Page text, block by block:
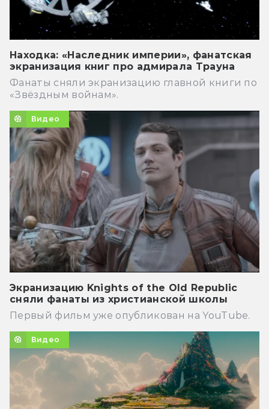
Находка: «Наследник империи», фанатская
экранизация книг про адмирала Трауна
Фанаты сняли экранизацию главной книги по
«Звёздным войнам».
Видео
Экранизацию Knights of the Old Republic
сняли фанаты из христианской школы
Первый фильм уже опубликован на YouTube.
Видео